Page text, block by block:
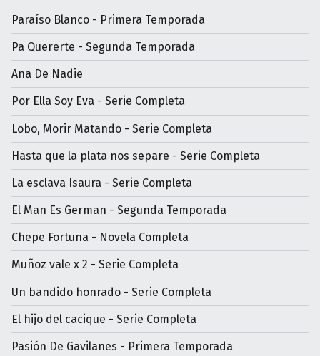
Paraíso Blanco - Primera Temporada
Pa Quererte - Segunda Temporada
Ana De Nadie
Por Ella Soy Eva - Serie Completa
Lobo, Morir Matando - Serie Completa
Hasta que la plata nos separe - Serie Completa
La esclava Isaura - Serie Completa
El Man Es German - Segunda Temporada
Chepe Fortuna - Novela Completa
Muñoz vale x 2 - Serie Completa
Un bandido honrado - Serie Completa
El hijo del cacique - Serie Completa
Pasión De Gavilanes - Primera Temporada